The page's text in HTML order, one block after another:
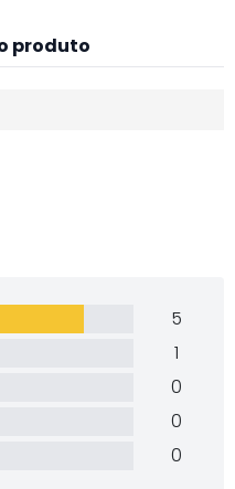
produto
5
1
0
0
0